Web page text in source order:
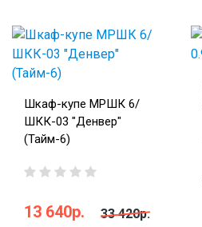
Шкаф-купе МРШК 6/
ШКК-03 "Денвер"
(Тайм-6)
13 640р. 33 420р.